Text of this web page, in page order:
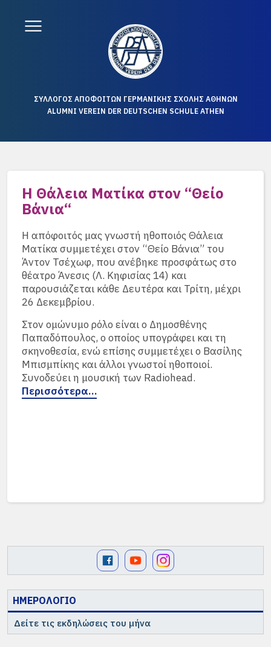
ΣΥΛΛΟΓΟΣ ΑΠΟΦΟΙΤΩΝ ΓΕΡΜΑΝΙΚΗΣ ΣΧΟΛΗΣ ΑΘΗΝΩΝ
ALUMNI VEREIN DER DEUTSCHEN SCHULE ATHEN
ΗΜΕΡΟΛΟΓΙΟ
Δείτε τις εκδηλώσεις του μήνα
Η Θάλεια Ματίκα στον “Θείο
Βάνια“
Η απόφοιτός μας γνωστή ηθοποιός Θάλεια
Ματίκα συμμετέχει στον “Θείο Βάνια” του
Άντον Τσέχωφ, που ανέβηκε προσφάτως στο
θέατρο Άνεσις (Λ. Κηφισίας 14) και
παρουσιάζεται κάθε Δευτέρα και Τρίτη, μέχρι
26 Δεκεμβρίου.
Στον ομώνυμο ρόλο είναι ο Δημοσθένης
Παπαδόπουλος, ο οποίος υπογράφει και τη
σκηνοθεσία, ενώ επίσης συμμετέχει ο Βασίλης
Μπισμπίκης και άλλοι γνωστοί ηθοποιοί.
Συνοδεύει η μουσική των Radiohead.
Περισσότερα…